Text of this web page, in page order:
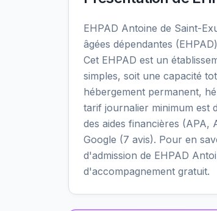
EHPAD Antoine de Saint-
âgées dépendantes
Cet EHPAD est un
simples, soit une capacité
hébergement permanent,
tarif journalier minimum est
des aides financières (APA,
Google (7 avis). Pour en
d'admission de EHPAD
d'accompagnement gratuit.